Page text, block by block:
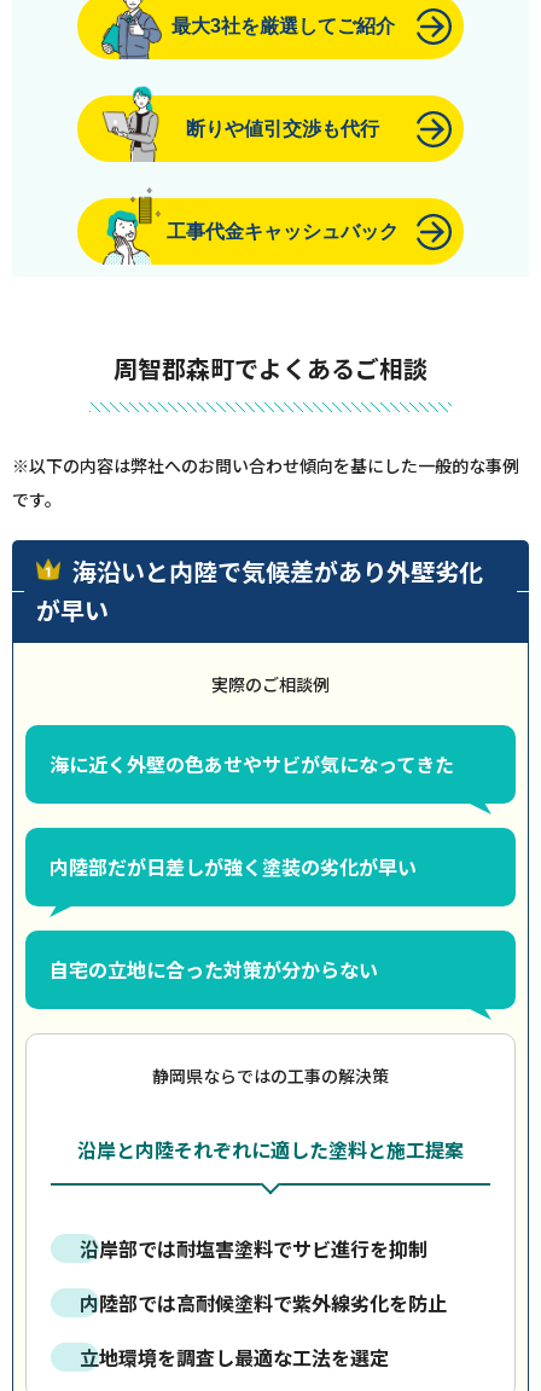
最大3社を厳選してご紹介
断りや値引交渉も代行
工事代金キャッシュバック
周智郡森町でよくあるご相談
※以下の内容は弊社へのお問い合わせ傾向を基にした一般的な事例
です。
海沿いと内陸で気候差があり外壁劣化
が早い
実際のご相談例
海に近く外壁の色あせやサビが気になってきた
内陸部だが日差しが強く塗装の劣化が早い
自宅の立地に合った対策が分からない
静岡県ならではの工事の解決策
沿岸と内陸それぞれに適した塗料と施工提案
沿岸部では耐塩害塗料でサビ進行を抑制
内陸部では高耐候塗料で紫外線劣化を防止
立地環境を調査し最適な工法を選定